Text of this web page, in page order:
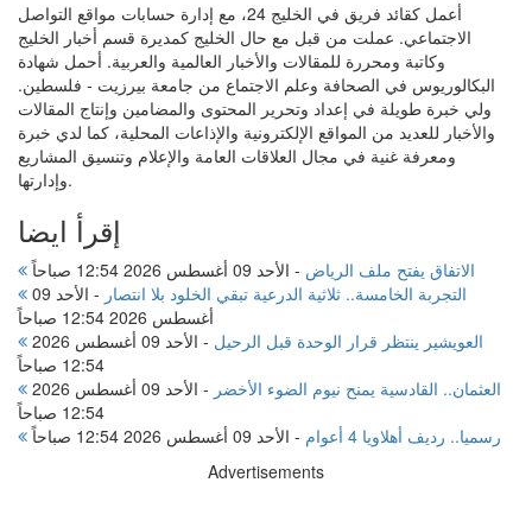
أعمل كقائد فريق في الخليج 24، مع إدارة حسابات مواقع التواصل
الاجتماعي. عملت من قبل مع حال الخليج كمديرة قسم أخبار الخليج
وكاتبة ومحررة للمقالات والأخبار العالمية والعربية. أحمل شهادة
البكالوريوس في الصحافة وعلم الاجتماع من جامعة بيرزيت - فلسطين.
ولي خبرة طويلة في إعداد وتحرير المحتوى والمضامين وإنتاج المقالات
والأخبار للعديد من المواقع الإلكترونية والإذاعات المحلية، كما لدي خبرة
ومعرفة غنية في مجال العلاقات العامة والإعلام وتنسيق المشاريع
وإدارتها.
إقرأ ايضا
الاتفاق يفتح ملف الرياض - الأحد 09 أغسطس 2026 12:54 صباحاً
التجربة الخامسة.. ثلاثية الدرعية تبقي الخلود بلا انتصار -
الأحد 09
أغسطس 2026 12:54 صباحاً
العويشير ينتظر قرار الوحدة قبل الرحيل -
الأحد 09 أغسطس 2026
12:54 صباحاً
العثمان.. القادسية يمنح نيوم الضوء الأخضر -
الأحد 09 أغسطس 2026
12:54 صباحاً
رسميا.. رديف أهلاويا 4 أعوام
- الأحد 09 أغسطس 2026 12:54 صباحاً
Advertisements